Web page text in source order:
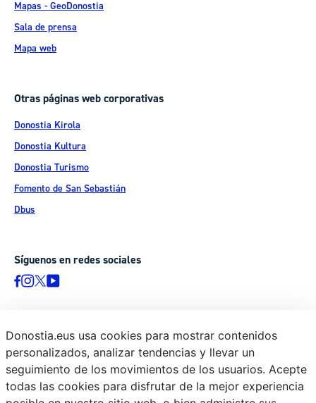
Mapas - GeoDonostia
Sala de prensa
Mapa web
Otras páginas web corporativas
Donostia Kirola
Donostia Kultura
Donostia Turismo
Fomento de San Sebastián
Dbus
Síguenos en redes sociales
© Donostiako Udala - Ayuntamiento de Donostia / San Sebastián
Ijentea 1, 20003 Donostia / San Sebastián
Aviso legal
Donostia.eus usa cookies para mostrar contenidos
personalizados, analizar tendencias y llevar un
seguimiento de los movimientos de los usuarios. Acepte
todas las cookies para disfrutar de la mejor experiencia